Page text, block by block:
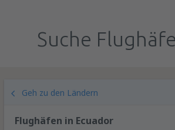
Suche
Geh zu den Ländern
Flughäfen in Ecuador